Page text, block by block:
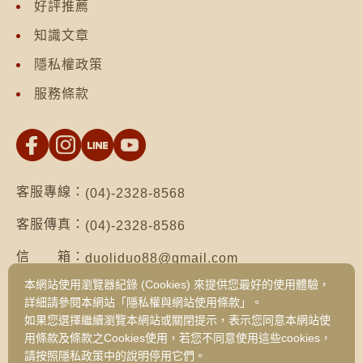
好評推薦
知識文章
隱私權政策
服務條款
客服專線： (04)-2328-8568
客服傳真： (04)-2328-8586
信 箱： duoliduo88@gmail.com
地 址：台南市仁德區保安路二段552號（台南總公
司）
台中市西區健行路1049號3樓之19（台中
旗艦門市）
本網站使用瀏覽器紀錄 (Cookies) 來提供您最好的使用體驗，
詳細請參閱本網站「隱私權與網站使用條款」。
如果您選擇繼續瀏覽本網站或關閉提示，表示您同意本網站使
用條款及條款之Cookies使用，若您不同意使用這些cookies，
請按照隱私政策中的說明停用它們。